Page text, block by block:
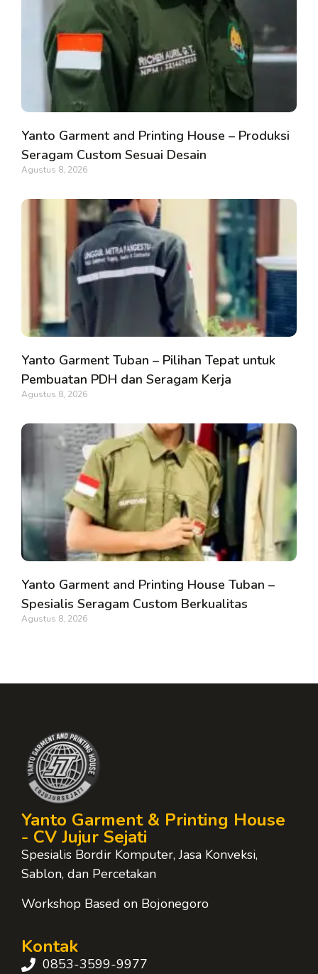
Yanto Garment and Printing House – Produksi
Seragam Custom Sesuai Desain
Agustus 8, 2026
Yanto Garment Tuban – Pilihan Tepat untuk
Pembuatan PDH dan Seragam Kerja
Agustus 8, 2026
Yanto Garment and Printing House Tuban –
Spesialis Seragam Custom Berkualitas
Agustus 8, 2026
Yanto Garment & Printing House
- CV Jujur Sejati
Spesialis Bordir Komputer, Jasa Konveksi,
Sablon, dan Percetakan
Workshop Based on Bojonegoro
Kontak
0853-3599-9977